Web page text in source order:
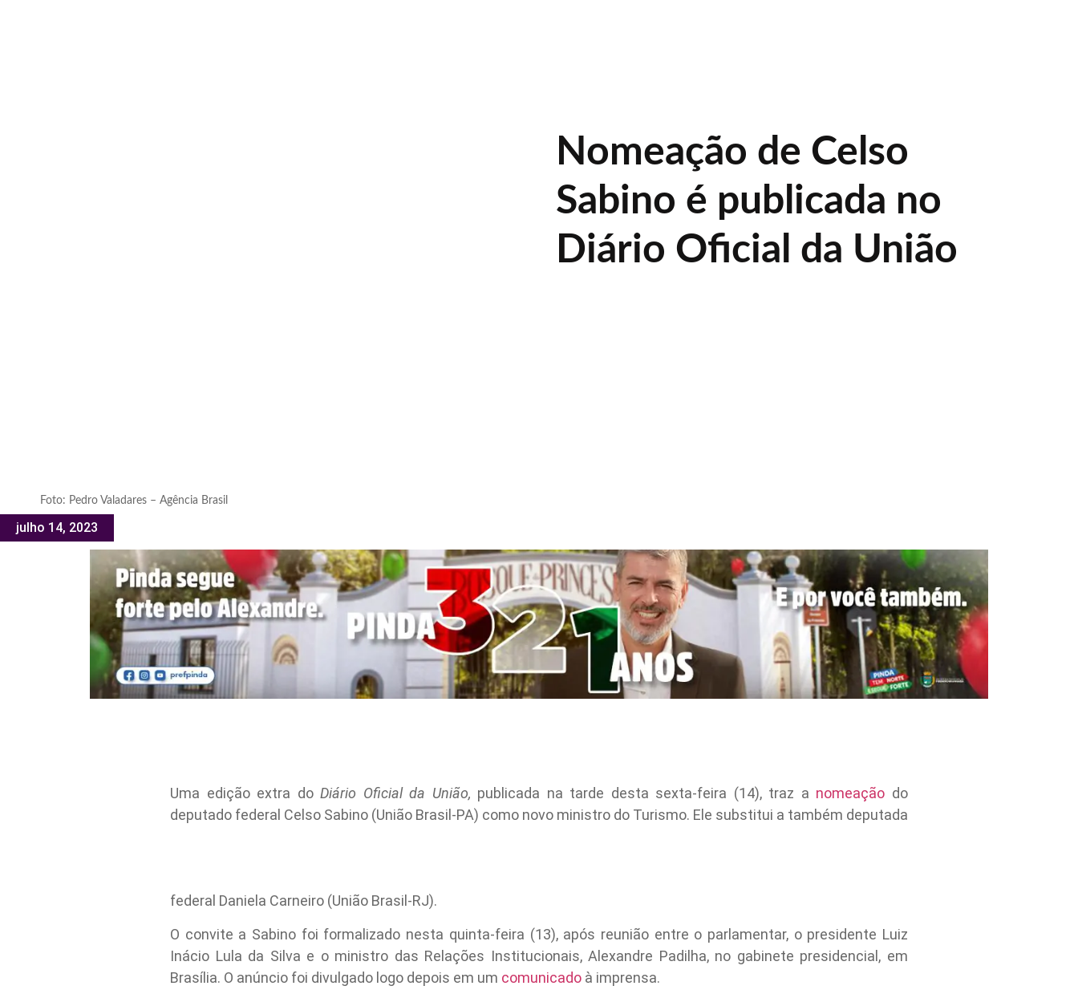
Foto: Pedro Valadares – Agência Brasil
julho 14, 2023
Nomeação de Celso
Sabino é publicada no
Diário Oficial da União
Uma edição extra doDiário Oficial da União, publicada na tarde desta sexta-feira (14), traz a nomeação do
deputado federal Celso Sabino (União Brasil-PA) como novo ministro do Turismo. Ele substitui a também deputada
federal Daniela Carneiro (União Brasil-RJ).
O convite a Sabino foi formalizado nesta quinta-feira (13), após reunião entre o parlamentar, o presidente Luiz
Inácio Lula da Silva e o ministro das Relações Institucionais, Alexandre Padilha, no gabinete presidencial, em
Brasília. O anúncio foi divulgado logo depois em um comunicado à imprensa.